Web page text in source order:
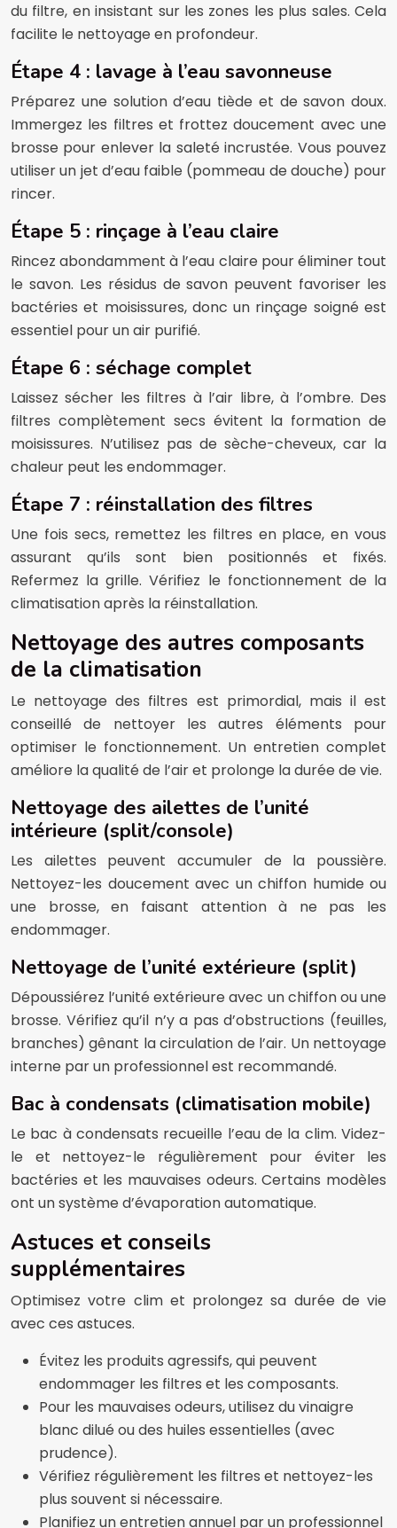
du filtre, en insistant sur les zones les plus sales. Cela
facilite le nettoyage en profondeur.
Étape 4 : lavage à l’eau savonneuse
Préparez une solution d’eau tiède et de savon doux.
Immergez les filtres et frottez doucement avec une
brosse pour enlever la saleté incrustée. Vous pouvez
utiliser un jet d’eau faible (pommeau de douche) pour
rincer.
Étape 5 : rinçage à l’eau claire
Rincez abondamment à l’eau claire pour éliminer tout
le savon. Les résidus de savon peuvent favoriser les
bactéries et moisissures, donc un rinçage soigné est
essentiel pour un air purifié.
Étape 6 : séchage complet
Laissez sécher les filtres à l’air libre, à l’ombre. Des
filtres complètement secs évitent la formation de
moisissures. N’utilisez pas de sèche-cheveux, car la
chaleur peut les endommager.
Étape 7 : réinstallation des filtres
Une fois secs, remettez les filtres en place, en vous
assurant qu’ils sont bien positionnés et fixés.
Refermez la grille. Vérifiez le fonctionnement de la
climatisation après la réinstallation.
Nettoyage des autres composants
de la climatisation
Le nettoyage des filtres est primordial, mais il est
conseillé de nettoyer les autres éléments pour
optimiser le fonctionnement. Un entretien complet
améliore la qualité de l’air et prolonge la durée de vie.
Nettoyage des ailettes de l’unité
intérieure (split/console)
Les ailettes peuvent accumuler de la poussière.
Nettoyez-les doucement avec un chiffon humide ou
une brosse, en faisant attention à ne pas les
endommager.
Nettoyage de l’unité extérieure (split)
Dépoussiérez l’unité extérieure avec un chiffon ou une
brosse. Vérifiez qu’il n’y a pas d’obstructions (feuilles,
branches) gênant la circulation de l’air. Un nettoyage
interne par un professionnel est recommandé.
Bac à condensats (climatisation mobile)
Le bac à condensats recueille l’eau de la clim. Videz-
le et nettoyez-le régulièrement pour éviter les
bactéries et les mauvaises odeurs. Certains modèles
ont un système d’évaporation automatique.
Astuces et conseils
supplémentaires
Optimisez votre clim et prolongez sa durée de vie
avec ces astuces.
Évitez les produits agressifs, qui peuvent
endommager les filtres et les composants.
Pour les mauvaises odeurs, utilisez du vinaigre
blanc dilué ou des huiles essentielles (avec
prudence).
Vérifiez régulièrement les filtres et nettoyez-les
plus souvent si nécessaire.
Planifiez un entretien annuel par un professionnel